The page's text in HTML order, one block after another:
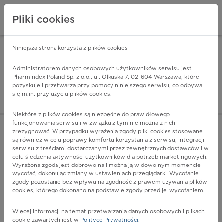
Pharmindex - lider
ZALOGUJ SIĘ
D81.0 - Ciężki złożony niedobór odporności [SCID] z
dysgenezją siateczki
Więcej na lekiicd10.pl
Pliki cookies
Niniejsza strona korzysta z plików cookies
Administratorem danych osobowych użytkowników serwisu jest
Pharmindex Poland Sp. z o.o., ul. Olkuska 7, 02-604 Warszawa, które
pozyskuje i przetwarza przy pomocy niniejszego serwisu, co odbywa
się m.in. przy użyciu plików cookies.
Niektóre z plików cookies są niezbędne do prawidłowego
funkcjonowania serwisu i w związku z tym nie można z nich
zrezygnować. W przypadku wyrażenia zgody pliki cookies stosowane
są również w celu poprawy komfortu korzystania z serwisu, integracji
serwisu z treściami dostarczanymi przez zewnętrznych dostawców i w
celu śledzenia aktywności użytkowników dla potrzeb marketingowych.
Wyrażona zgoda jest dobrowolna i można ją w dowolnym momencie
wycofać, dokonując zmiany w ustawieniach przeglądarki. Wycofanie
zgody pozostanie bez wpływu na zgodność z prawem używania plików
cookies, którego dokonano na podstawie zgody przed jej wycofaniem.
Więcej informacji na temat przetwarzania danych osobowych i plikach
cookie zawartych jest w Polityce Prywatności.
ZA DARMO - w Google Play INSTALUJ